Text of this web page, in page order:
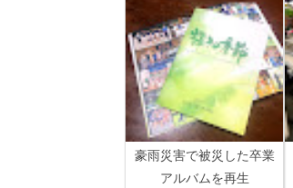
豪雨災害で被災した卒業
アルバムを再生